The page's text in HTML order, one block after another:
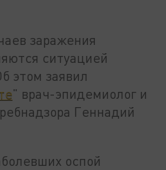
заражения
ситуацией
этом заявил
" врач-эпидемиолог и
Геннадий
оспой